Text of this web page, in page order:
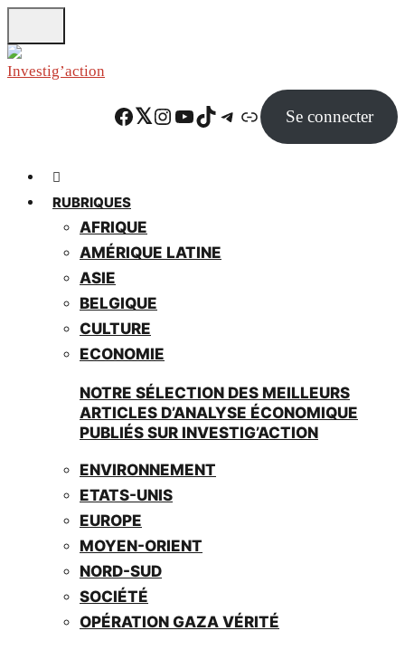
to
main
Facebook Twitter Instagram YouTube TikTok Telegram Lien Se connecter
RUBRIQUES
AFRIQUE
AMÉRIQUE LATINE
ASIE
BELGIQUE
CULTURE
ECONOMIE
NOTRE SÉLECTION DES MEILLEURS
ARTICLES D’ANALYSE ÉCONOMIQUE
PUBLIÉS SUR INVESTIG’ACTION
ENVIRONNEMENT
ETATS-UNIS
EUROPE
MOYEN-ORIENT
NORD-SUD
SOCIÉTÉ
OPÉRATION GAZA VÉRITÉ